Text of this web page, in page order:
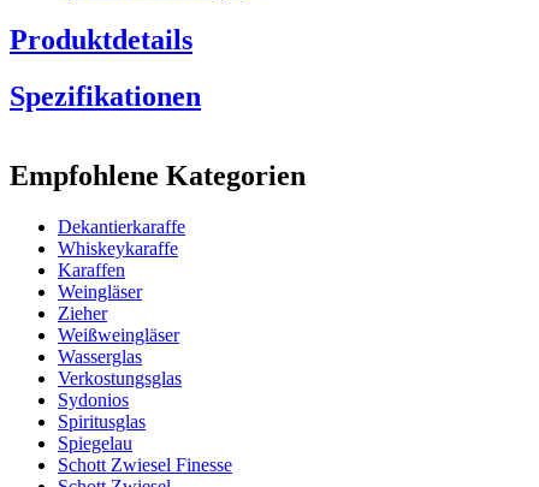
Produktdetails
Spezifikationen
Produktnummer7240257
Allgemein
Hersteller
Abmessungen (BxHxT cm)
Gewicht (kg)
Höhe (cm)29.5
Breite (cm) 22
Tiefe (cm)22
wine accessories
Empfohlene Kategorien
Dekantierkaraffe
Whiskeykaraffe
Karaffen
Weingläser
Zieher
Weißweingläser
Wasserglas
Verkostungsglas
Sydonios
Spiritusglas
Spiegelau
Schott Zwiesel Finesse